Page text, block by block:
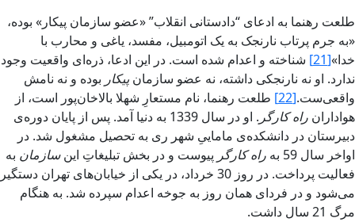
طلعت رهنما به ادعاى “‌دادستانى انقلاب‌” «‌عضو سازمان پيکار‌» بوده،
«‌به جرم پرتاب نارنجک به يک اتومبيل، مفسد، ياغى و محارب با
خدا‌»[21]
شناخته و اعدام شده است. در اين ادعا، ذره‌اى واقعيت وجود
ندارد. او نه نارنجکى داشته، نه عضو سازمان ‌پيکار بوده و نه نامش‏
واقعى‌ست.[22]
طلعت رهنما، نام مستعارِ شهلا بالاخان‌پور است، از
هواداران راه کارگر‌
. او در سال 1339 به دنيا آمد. پس‏ از پايان دوره‌ى
دبيرستان در دانشکده‌ى مامایى‌ِ شهر رى به تحصيل مشغول شد. در
اواخر سال 59 به
‌راه کارگر‌ پيوست و در بخش‏ تبليغاتِ اينسازمان به
فعاليت پرداخت. در روز 30 خرداد، در يکى از خيابان‌هاى تهران دستگير
مى‌شود و در فرداى همان روز به جوخه اعدام سپرده شد. به هنگام
مرگ 21 سال داشت.